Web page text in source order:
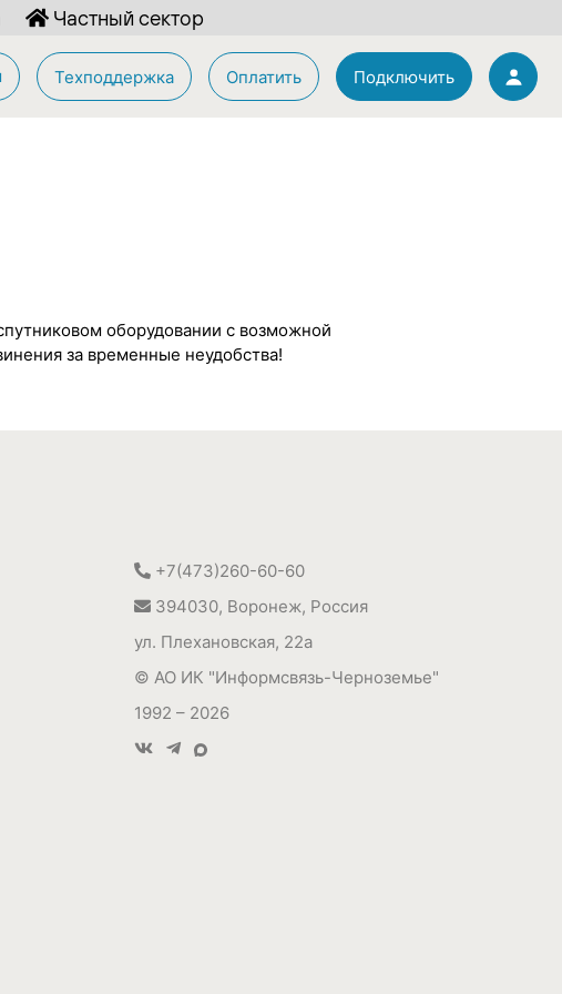
Частный сектор
оборудовании с возможной
за временные неудобства!
+7(473)260-60-60
394030, Воронеж, Россия
ул. Плехановская, 22а
© АО ИК "Информсвязь-Черноземье"
1992 – 2026
Техподдержка Оплатить Подключить